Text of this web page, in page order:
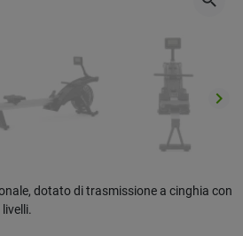
keyboard_arrow_right
dotato di trasmissione a cinghia con